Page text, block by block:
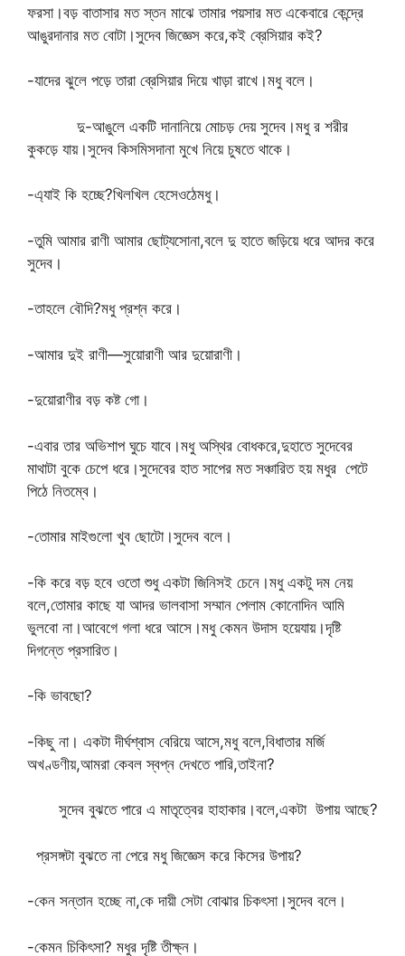
ফরসা।বড় বাতাসার মত স্তন মাঝে তামার পয়সার মত একেবারে কেন্দ্রে
আঙুরদানার মত বোটা।সুদেব জিজ্ঞেস করে,কই ব্রেসিয়ার কই?
-যাদের ঝুলে পড়ে তারা ব্রেসিয়ার দিয়ে খাড়া রাখে।মধু বলে।
দু-আঙুলে একটি দানানিয়ে মোচড় দেয় সুদেব।মধু র শরীর
কুকড়ে যায়।সুদেব কিসমিসদানা মুখে নিয়ে চুষতে থাকে।
-এ্যাই কি হচ্ছে?খিলখিল হেসেওঠেমধু।
-তুমি আমার রাণী আমার ছোট্যসোনা,বলে দু হাতে জড়িয়ে ধরে আদর করে
সুদেব।
-তাহলে বৌদি?মধু প্রশ্ন করে।
-আমার দুই রাণী—সুয়োরাণী আর দুয়োরাণী।
-দুয়োরাণীর বড় কষ্ট গো।
-এবার তার অভিশাপ ঘুচে যাবে।মধু অস্থির বোধকরে,দুহাতে সুদেবের
মাথাটা বুকে চেপে ধরে।সুদেবের হাত সাপের মত সঞ্চারিত হয় মধুর পেটে
পিঠে নিতম্বে।
-তোমার মাইগুলো খুব ছোটো।সুদেব বলে।
-কি করে বড় হবে ওতো শুধু একটা জিনিসই চেনে।মধু একটু দম নেয়
বলে,তোমার কাছে যা আদর ভালবাসা সম্মান পেলাম কোনোদিন আমি
ভুলবো না।আবেগে গলা ধরে আসে।মধু কেমন উদাস হয়েযায়।দৃষ্টি
দিগন্তে প্রসারিত।
-কি ভাবছো?
-কিছু না। একটা দীর্ঘশ্বাস বেরিয়ে আসে,মধু বলে,বিধাতার মর্জি
অখণ্ডণীয়,আমরা কেবল স্বপ্ন দেখতে পারি,তাইনা?
সুদেব বুঝতে পারে এ মাতৃত্বের হাহাকার।বলে,একটা উপায় আছে?
প্রসঙ্গটা বুঝতে না পেরে মধু জিজ্ঞেস করে কিসের উপায়?
-কেন সন্তান হচ্ছে না,কে দায়ী সেটা বোঝার চিকৎসা।সুদেব বলে।
-কেমন চিকিৎসা? মধুর দৃষ্টি তীক্ষ্ন।